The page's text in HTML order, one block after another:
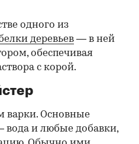
одного из
деревьев — в ней
обеспечивая
с корой.
варки. Основные
вода и любые добавки,